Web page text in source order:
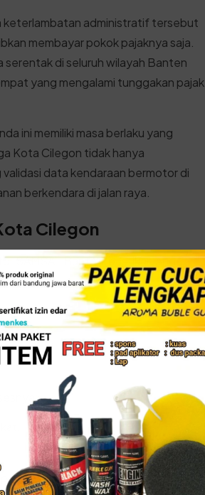
keterlambatan administratif tersebut
membayar pokok pajaknya saja.
serentak di seluruh wilayah Banten
yang mengalami tunggakan pajak
ini memiliki masa berlaku yang
Kota Cilegon tidak hanya
data kendaraan bermotor di
berkendara di jalan raya.
Cilegon
SAMSAT Banten, pastikan Anda